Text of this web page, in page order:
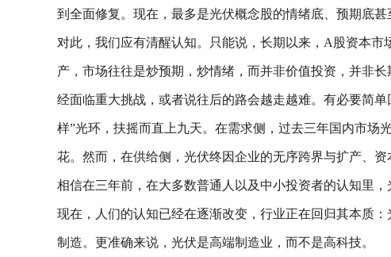
到全面修复。现在，最多是光伏概念股的情绪底、预期底
对此，我们应有清醒认知。只能说，长期以来，A股资本
产，市场往往是炒预期，炒情绪，而并非价值投资，并非
经面临重大挑战，或者说往后的路会越走越难。有必要简
样”光环，扶摇而直上九天。在需求侧，过去三年国内市场
花。然而，在供给侧，光伏终因企业的无序跨界与扩产、
相信在三年前，在大多数普通人以及中小投资者的认知里
现在，人们的认知已经在逐渐改变，行业正在回归其本质
制造。更准确来说，光伏是高端制造业，而不是高科技。